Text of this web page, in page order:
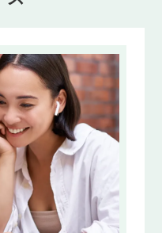
られるようになり
提案しました」のよ
接的に伝えられるよ
理解し、正しく使い